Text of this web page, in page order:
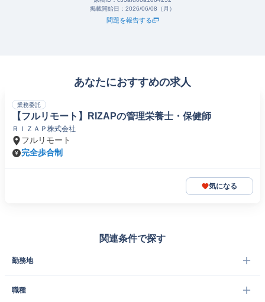
掲載開始日： 2026/06/08（月）
問題を報告する
あなたにおすすめの求人
業務委託
【フルリモート】RIZAPの管理栄養士・保健師
ＲＩＺＡＰ株式会社
フルリモート
完全歩合制
気になる
関連条件で探す
勤務地
職種